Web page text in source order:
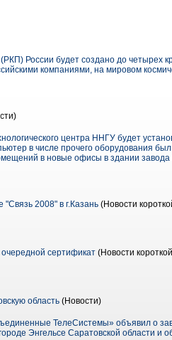
России будет создано до четырех
компаниями, на мировом
центра ННГУ будет
в числе прочего оборудования
в новые офисы в здании завода
2008" в г.Казань (Новости
сертификат (Новости
область (Новости)
ТелеСистемы» объявил о
Энгельсе Саратовской области и